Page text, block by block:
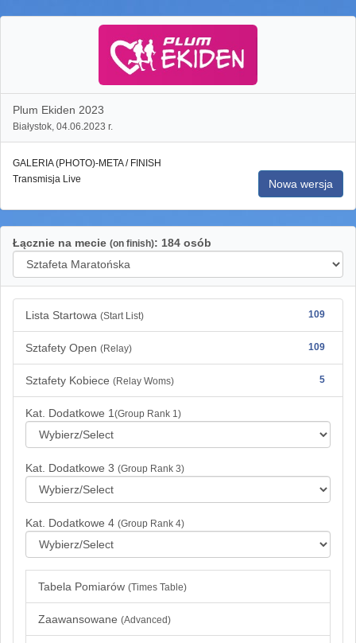
Plum Ekiden 2023
Białystok, 04.06.2023 r.
GALERIA (PHOTO)-META / FINISH
Transmisja Live
Nowa wersja
Łącznie na mecie (on finish): 184 osób
Lista Startowa (Start List) 109
Sztafety Open (Relay) 109
Sztafety Kobiece (Relay Woms) 5
Kat. Dodatkowe 1 (Group Rank 1)
Kat. Dodatkowe 3 (Group Rank 3)
Kat. Dodatkowe 4 (Group Rank 4)
Tabela Pomiarów (Times Table)
Zaawansowane (Advanced)